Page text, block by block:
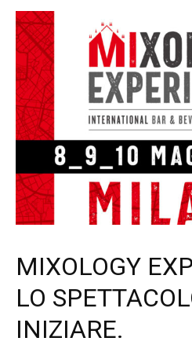
MIXOLOGY
LO
INIZIARE.